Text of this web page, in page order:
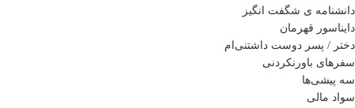
دانشنامه ی شگفت انگیز
دایناسور قهرمان
دختر / پسر دوست داشتنی‌ام
سفرهای باورنکردنی
سه پیشی‌ها
سواد مالی